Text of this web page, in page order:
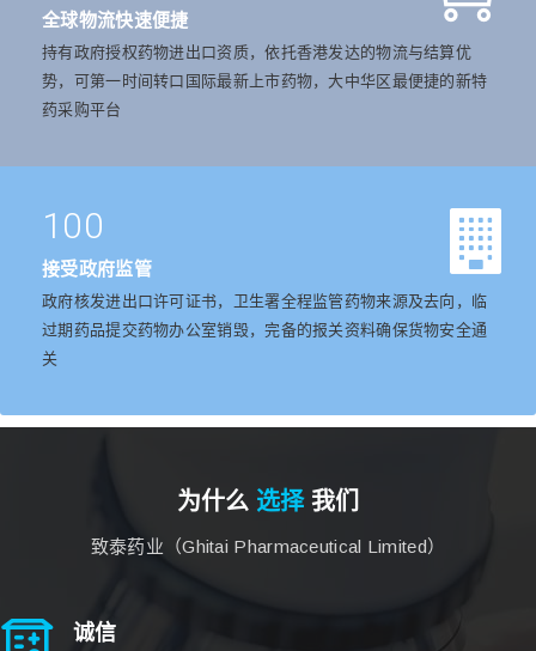
全球物流快速便捷
持有政府授权药物进出口资质，依托香港发达的物流与结算优
势，可第一时间转口国际最新上市药物，大中华区最便捷的新特
药采购平台
100
接受政府监管
政府核发进出口许可证书，卫生署全程监管药物来源及去向，临
过期药品提交药物办公室销毁，完备的报关资料确保货物安全通
关
为什么 选择我们
致泰药业（Ghitai Pharmaceutical Limited）
诚信